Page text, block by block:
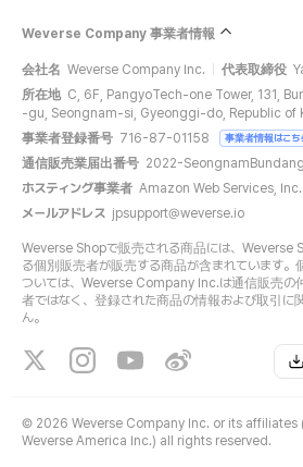
Weverse Company 事業者情報
会社名 Weverse Company Inc. 代表取締役
所在地 C, 6F, PangyoTech-one Tower, 131,
-gu, Seongnam-si, Gyeonggi-do, Republic of
事業者登録番号 716-87-01158 事業者情報はこち
通信販売業届出番号 2022-
ホスティング事業者 Amazon Web Services, Inc.
メールアドレス jpsupport@weverse.io
Weverse Shopで販売される商品には、Weverse
る個別販売者が販売する商品が含まれています
ついては、Weverse Company Inc.は通信販売の
者ではなく、登録された商品の情報および取引に
ん。
© 2026 Weverse Company Inc. or its affiliates
Weverse America Inc.) all rights reserved.